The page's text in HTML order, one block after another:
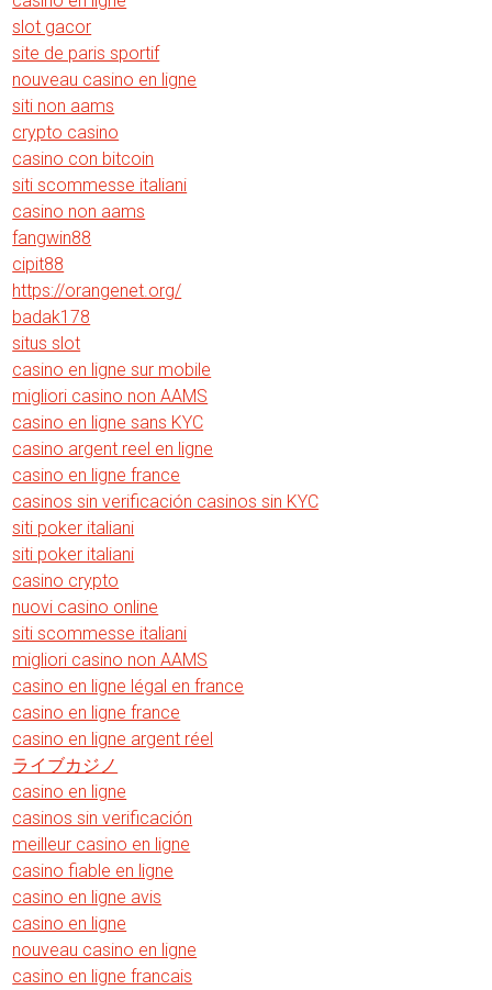
slot gacor
site de paris sportif
nouveau casino en ligne
siti non aams
crypto casino
casino con bitcoin
siti scommesse italiani
casino non aams
fangwin88
cipit88
https://orangenet.org/
badak178
situs slot
casino en ligne sur mobile
migliori casino non AAMS
casino en ligne sans KYC
casino argent reel en ligne
casino en ligne france
casinos sin verificación casinos sin KYC
siti poker italiani
siti poker italiani
casino crypto
nuovi casino online
siti scommesse italiani
migliori casino non AAMS
casino en ligne légal en france
casino en ligne france
casino en ligne argent réel
ライブカジノ
casino en ligne
casinos sin verificación
meilleur casino en ligne
casino fiable en ligne
casino en ligne avis
casino en ligne
nouveau casino en ligne
casino en ligne francais